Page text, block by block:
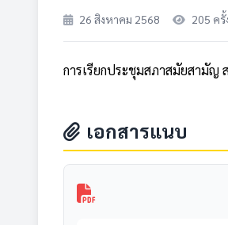
26 สิงหาคม 2568 205 ครั้
การเรียกประชุมสภาสมัยสามัญ
เอกสารแนบ